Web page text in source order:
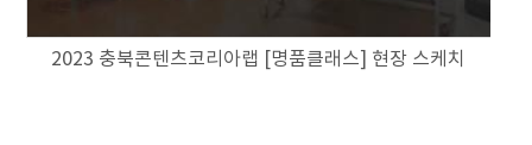
2023 충북콘텐츠코리아랩 [명품클래스] 현장 스케치